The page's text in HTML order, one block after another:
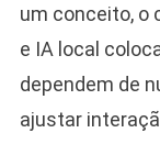
um conceito, o
e IA local
dependem de
ajustar